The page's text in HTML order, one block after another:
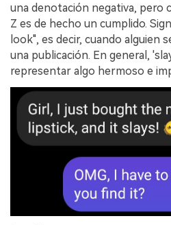
una denotación negativa, pero
Z es de hecho un cumplido.
look", es decir, cuando alguien
una publicación. En general,
representar algo hermoso e